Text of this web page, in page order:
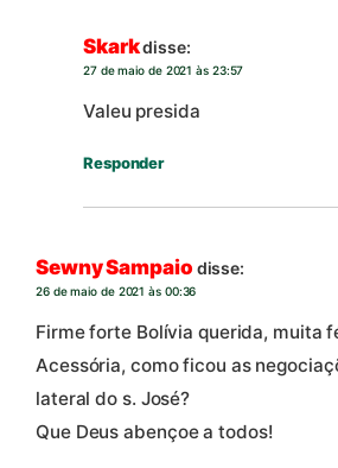
Skarkdisse:
27 de maio de 2021 às 23:57
Valeu presida
Responder
Sewny Sampaio disse:
26 de maio de 2021 às 00:36
Firme forte Bolívia querida, muita
Acessória, como ficou as
lateral do s. José?
Que Deus abençoe a todos!